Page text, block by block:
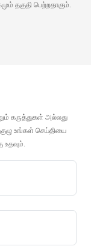
தகுதி பெற்றதாகும்.
கருத்துகள் அல்லது
உங்கள் செய்தியை
உதவும்.